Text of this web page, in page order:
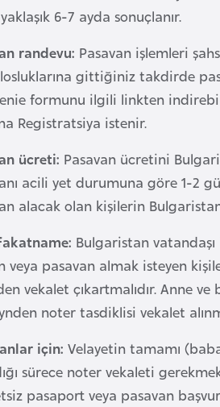
6-7 ayda sonuçlanır.
randevu: Pasavan işlemleri
gittiğiniz takdirde
formunu ilgili linkten
Registratsiya istenir.
ücreti: Pasavan ücretini
acili yet durumuna göre 1-2
alacak olan kişilerin
Bulgaristan
veya pasavan almak isteyen
vekalet çıkartmalıdır. Anne
noter tasdiklisi vekalet
için: Velayetin tamamı
sürece noter vekaleti
pasaport veya pasavan